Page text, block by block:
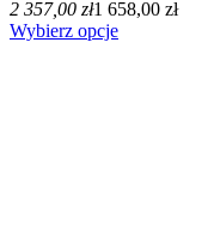
2 357,00 zł1 658,00 zł
Wybierz opcje